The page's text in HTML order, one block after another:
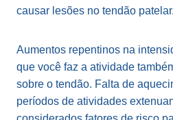
causar lesões no tendão patelar.
Aumentos repentinos na
que você faz a atividade
sobre o tendão. Falta de
períodos de atividades